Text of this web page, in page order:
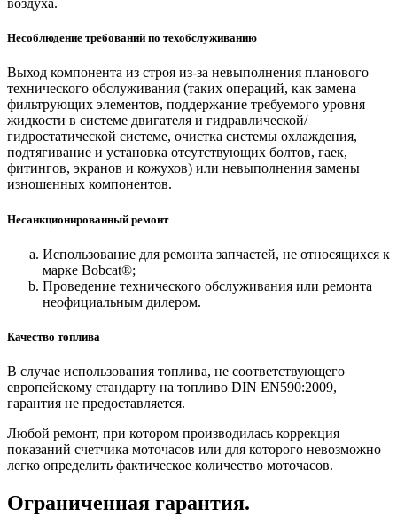
воздуха.
Несоблюдение требований по техобслуживанию
Выход компонента из строя из-за невыполнения планового
технического обслуживания (таких операций, как замена
фильтрующих элементов, поддержание требуемого уровня
жидкости в системе двигателя и гидравлической/
гидростатической системе, очистка системы охлаждения,
подтягивание и установка отсутствующих болтов, гаек,
фитингов, экранов и кожухов) или невыполнения замены
изношенных компонентов.
Несанкционированный ремонт
Использование для ремонта запчастей, не относящихся к
марке Bobcat®;
Проведение технического обслуживания или ремонта
неофициальным дилером.
Качество топлива
В случае использования топлива, не соответствующего
европейскому стандарту на топливо DIN EN590:2009,
гарантия не предоставляется.
Любой ремонт, при котором производилась коррекция
показаний счетчика моточасов или для которого невозможно
легко определить фактическое количество моточасов.
Ограниченная гарантия.